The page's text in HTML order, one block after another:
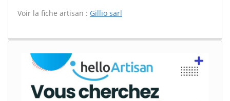
Voir la fiche artisan : Gillio sarl